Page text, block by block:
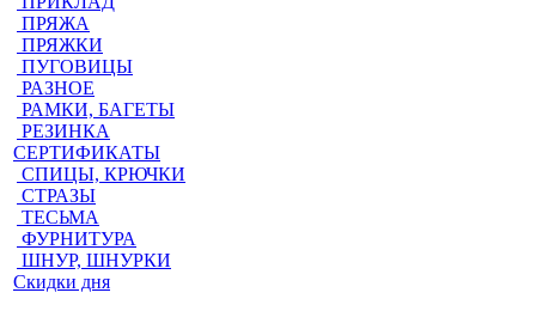
ПРЯЖА
ПРЯЖКИ
ПУГОВИЦЫ
РАЗНОЕ
РАМКИ, БАГЕТЫ
РЕЗИНКА
СЕРТИФИКАТЫ
СПИЦЫ, КРЮЧКИ
СТРАЗЫ
ТЕСЬМА
ФУРНИТУРА
ШНУР, ШНУРКИ
Скидки дня